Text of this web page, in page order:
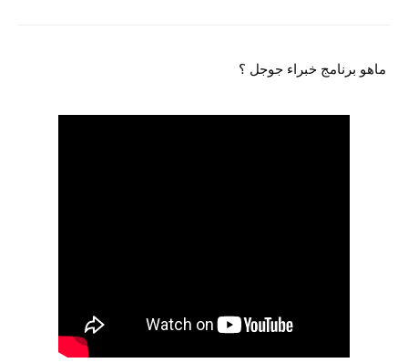
ماهو برنامج خبراء جوجل ؟